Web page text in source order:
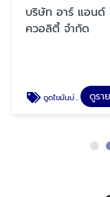
บริษัท อาร์ แอนด์
ควอลิตี้ จำกัด
ดูดไขมันบ่อดัก ราคา